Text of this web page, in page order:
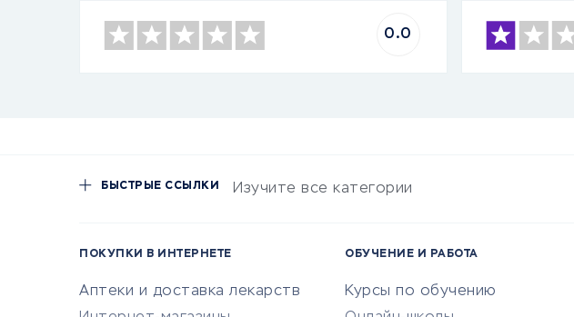
0.0
БЫСТРЫЕ ССЫЛКИ Изучите все категории
ПОКУПКИ В ИНТЕРНЕТЕ
Аптеки и доставка лекарств
ОБУЧЕНИЕ И РАБОТА
Курсы по обучению